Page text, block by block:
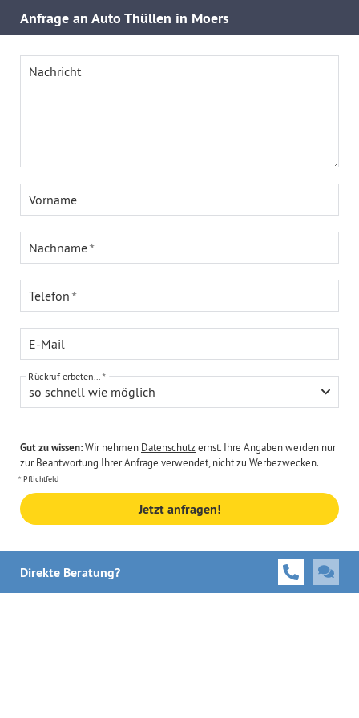
Anfrage an Auto Thüllen in Moers
Nachricht
Vorname
Nachname
Telefon
E-Mail
so schnell wie möglich
Rückruf erbeten...
Gut zu wissen:Wir nehmen Datenschutzernst. Ihre Angaben werden nur
zur Beantwortung Ihrer Anfrage verwendet, nicht zu Werbezwecken.
Pflichtfeld
Jetzt anfragen!
Direkte Beratung?